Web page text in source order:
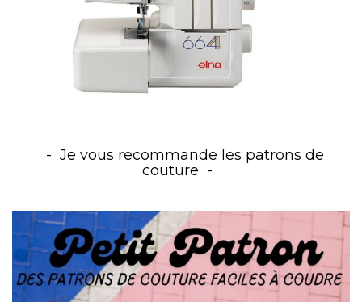
Je vous recommande les patrons de
couture